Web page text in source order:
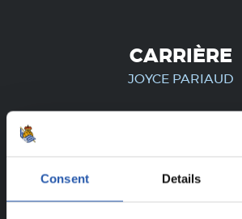
Consent Details
CARRIÈRE
JOYCE PARIAUD
UTILISATEURS